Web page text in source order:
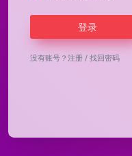
登录
没有账号？ 注册 / 找回密码